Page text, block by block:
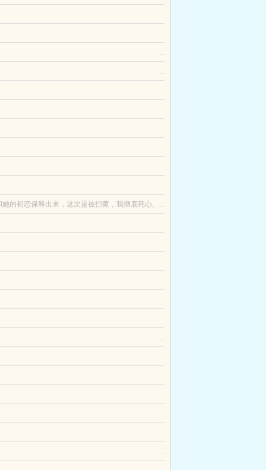
其不争，穿越后当场休妻退婚，命其退还聘礼，
，反而生出了一丝恶趣味。接下来，她还想玩更
幕。叮咚～这里是黄泉嗑CP转播站～您的怨灵客
...
...
母亲摔着杯子撵走起初，古兰九并不在意，后
欢宗确实是人才辈出大师兄脚踩五条船还游刃有
生活在现代！笑点密集节奏紧凑，预祝食用
光阴的时候，唯一的乐趣就是去海边捞鱼。那是
。前期壮大家族，抵御千道流发起的猎魂危机。
于瑶，这篇文章的精彩之处在于闺蜜喜欢没苦硬
的初恋保释出来，这次是被扫黄，我彻底死心。...
快乐的咸鱼，也许会谈一场说来就来的恋爱。毕
是死了就是出轨了，金拂晓不信。某次出差，金
沃茨就读，这里的师生各个都拥有强大词条。魔
任钦鸣红了，两人反而啪结束了。任钦鸣求和无
一次见面，我们竟阴阳相隔，最后她竟然选择了...
阴间所有鬼魂和阳间将死之人都可以看到。游云意...
势待发。同年，A股率先爆拉数月，随后进入技
大人的爱恨情仇，将万民敬仰的谪仙大祭司，拉
是天宫莲池开的最好一朵莲花，好到九重天上最
穿越者的我，是全世界唯一一个看过海贼王这部
成了寡妇，受刺激的她将所有情绪都发泄在继子身...